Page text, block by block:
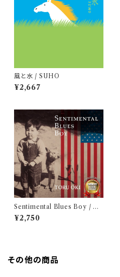
風と水 / SUHO
¥2,667
Sentimental Blues Boy / 大
木トオル
¥2,750
その他の商品